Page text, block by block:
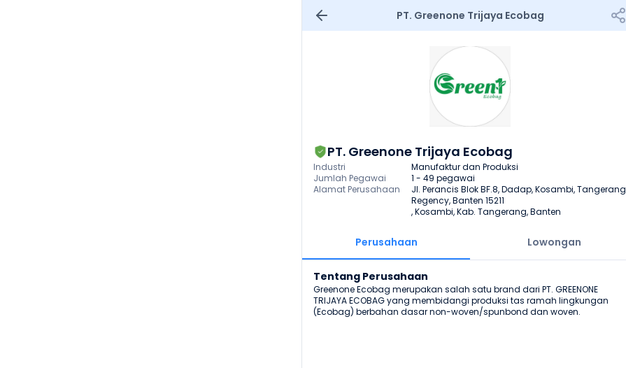
PT. Greenone Trijaya Ecobag
PT. Greenone Trijaya Ecobag
Industri
Manufaktur dan Produksi
Jumlah Pegawai
1 - 49 pegawai
Alamat Perusahaan
Jl. Perancis Blok BF.8, Dadap, Kosambi, Tangerang
Regency, Banten 15211
, Kosambi, Kab. Tangerang, Banten
Perusahaan Lowongan
Tentang Perusahaan
Greenone Ecobag merupakan salah satu brand dari PT. GREENONE
TRIJAYA ECOBAG yang membidangi produksi tas ramah lingkungan